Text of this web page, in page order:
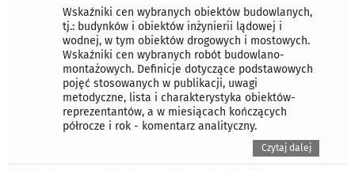
Wskaźniki cen wybranych obiektów budowlanych,
tj.: budynków i obiektów inżynierii lądowej i
wodnej, w tym obiektów drogowych i mostowych.
Wskaźniki cen wybranych robót budowlano-
montażowych. Definicje dotyczące podstawowych
pojęć stosowanych w publikacji, uwagi
metodyczne, lista i charakterystyka obiektów-
reprezentantów, a w miesiącach kończących
półrocze i rok - komentarz analityczny.
Czytaj dalej